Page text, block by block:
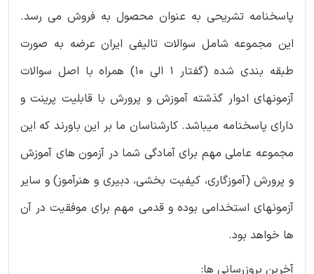
پاسخنامه تشریحی به عنوان محصول به فروش می رسد.
این مجموعه شامل سوالات تالیفی ایران عرضه به صورت
طبقه بندی شده (گفتار 1 الی 10) همراه با اصل سوالات
آزمونهای ادوار گذشته آموزش و پرورش با قابلیت پرینت و
دارای پاسخنامه میباشد. کارشناسان ما بر این باورند که این
مجموعه عاملی مهم برای آمادگی شما در آزمون های آموزش
و پرورش (آموزگاری، کیفیت بخشی، دبیری و هنرآموز) و سایر
آزمونهای استخدامی بوده و قدمی مهم برای موفقیت در آن
ها خواهد بود.
آخرین بروزرسانی ها: